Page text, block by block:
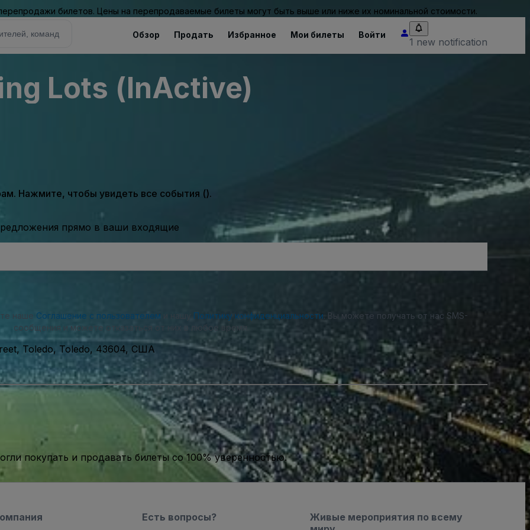
билетов. Цены на перепродаваемые билеты могут быть выше или ниже их номинальной стоимости.
Обзор Продать Избранное Мои билеты Войти
1 new notification
Lots (InActive)
Нажмите, чтобы увидеть все события ().
прямо в ваши входящие
наше Соглашение с пользователем Политику конфиденциальности . Вы можете получать от нас SMS-
сообщения и можете отказаться от них в любое время.
Toledo, Toledo, 43604, США
покупать и продавать билеты со 100% уверенностью.
Живые мероприятия по всему
Есть вопросы?